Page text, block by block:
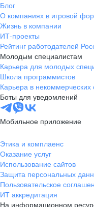
Блог
О компаниях в игровой
Жизнь в компании
ИТ-проекты
Рейтинг работодателей
Молодым специалистам
Карьера для молодых
Школа программистов
Карьера в некоммерческих
Боты для уведомлений
Мобильное приложение
Этика и комплаенс
Оказание услуг
Использование сайтов
Защита персональных
Пользовательское
ИТ аккредитация
На информационном